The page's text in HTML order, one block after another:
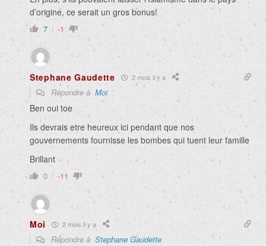
d’origine, ce serait un gros bonus!
7 -1
Stephane Gaudette 2 mois il y a
Répondre à Moi
Ben oui toe
Ils devrais etre heureux ici pendant que nos
gouvernements fournisse les bombes qui tuent leur famille
Brillant
0 -11
Moi 2 mois il y a
Répondre à Stephane Gaudette